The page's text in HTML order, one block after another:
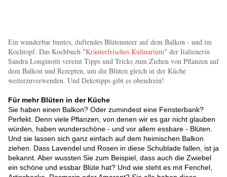
Ein wunderbar buntes, duftendes Blütenmeer auf dem Balkon - und im
Kochtopf. Das Kochbuch "Kräuterfrisches Kulinarium" der Italienerin
Sandra Longinotti vereint Tipps und Tricks zum Ziehen von Pflanzen auf
dem Balkon und Rezepten, um die Blüten gleich in der Küche
weiterzuverwenden. Und Dekotipps gibt es obendrein!
Für mehr Blüten in der Küche
Sie haben einen Balkon? Oder zumindest eine Fensterbank?
Perfekt. Denn viele Pflanzen, von denen wir es gar nicht glauben
würden, haben wunderschöne - und vor allem essbare - Blüten.
Und sie lassen sich ganz einfach auf dem heimischen Balkon
ziehen. Dass Lavendel und Rosen in diese Schublade fallen, ist ja
bekannt. Aber wussten Sie zum Beispiel, dass auch die Zwiebel
ein schöne und essbar Blüte hat? Und wie steht es mit Fenchel,